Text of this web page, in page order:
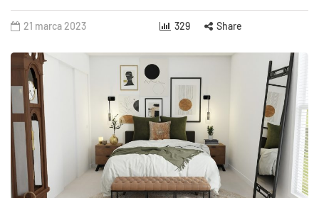
21 marca 2023 329 Share